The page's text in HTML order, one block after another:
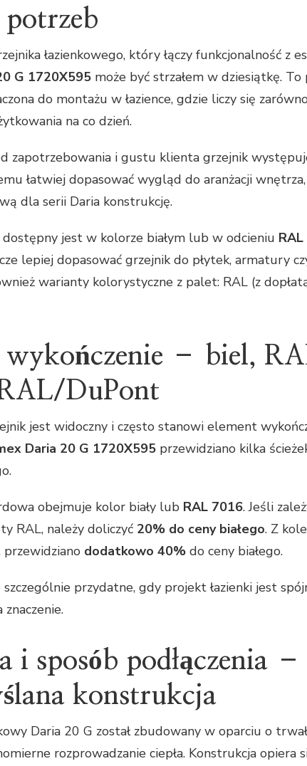
łazienkowego, który łączy funkcjonalność z
G 1720X595 może być strzałem w dziesiątkę.
do montażu w łazience, gdzie liczy się
na co dzień.
zapotrzebowania i gustu klienta grzejnik
łatwiej dopasować wygląd do aranżacji
dla serii Daria konstrukcję.
jest w kolorze białym lub w odcieniu
lepiej dopasować grzejnik do płytek, armatury
warianty kolorystyczne z palet: RAL (z
– biel,
DuPont
jest widoczny i często stanowi element
Daria 20 G 1720X595 przewidziano kilka
obejmuje kolor biały lub RAL 7016. Jeśli
RAL, należy doliczyć 20% do ceny białego. Z
dodatkowo 40% do ceny białego.
przydatne, gdy projekt łazienki jest
i sposób podłączenia –
konstrukcja
Daria 20 G został zbudowany w oparciu o
rozprowadzanie ciepła. Konstrukcja opiera